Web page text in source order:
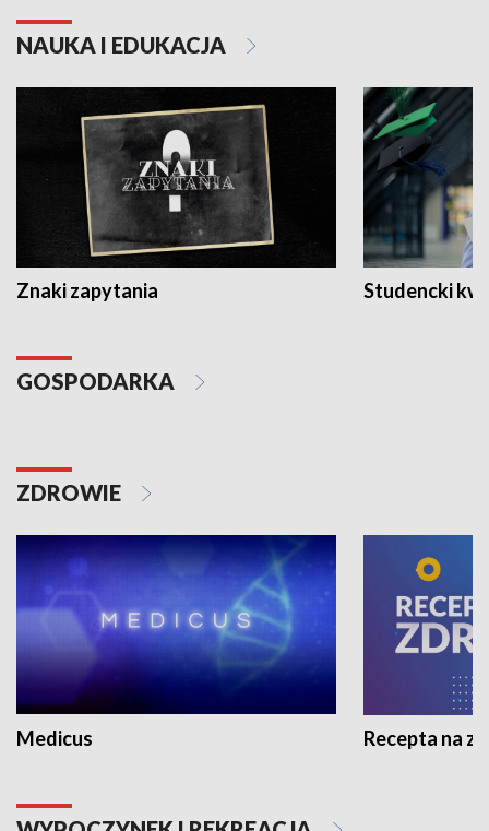
NAUKA I EDUKACJA
Znaki zapytania Studencki
GOSPODARKA
ZDROWIE
Medicus Recepta na